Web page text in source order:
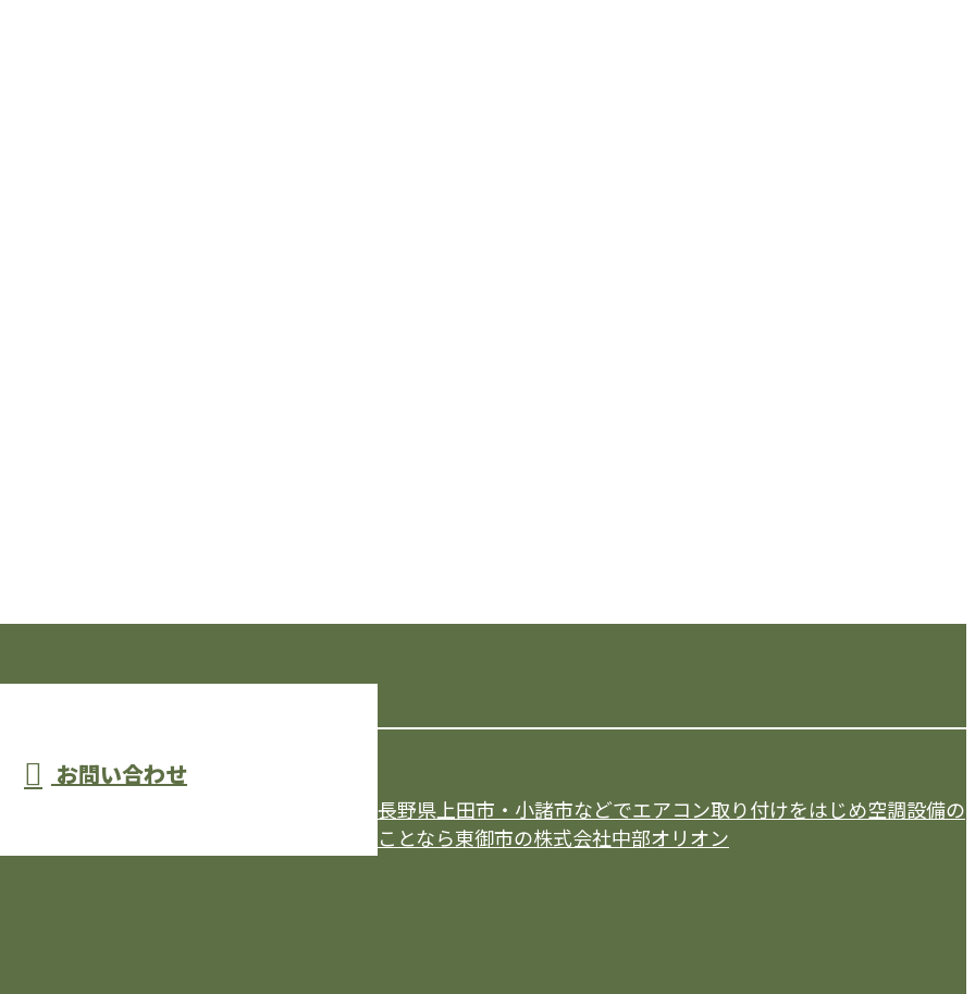
お問い合わせ
長野県上田市・小諸市などでエアコン取り付けをはじめ空調設備の
ことなら東御市の株式会社中部オリオン